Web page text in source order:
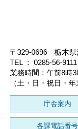
〒329-0696 栃木県
TEL ： 0285-56-
業務時間：午前8時
（土・日・祝日・年
庁舎案内
各課電話番号